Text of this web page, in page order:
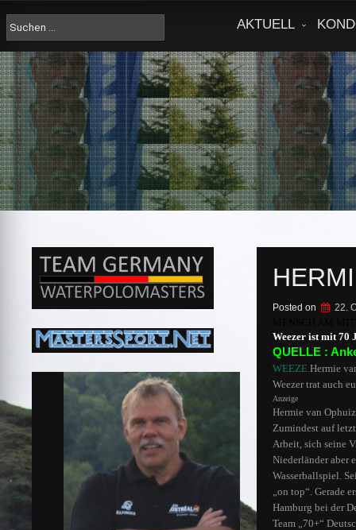
content
Suche
nach:
AKTUELL
Posted on 22.
Weezer ist mit 70
QUELLE :
WEEZE.Hermie
Weezer trat auch
Anzeige
Hermie van
Zumindest auf
Arbeit, sich seine
Niederländer aber
Wasserballspiel.
„on top“. Gerade
Hamburg bei der
Team „70+“